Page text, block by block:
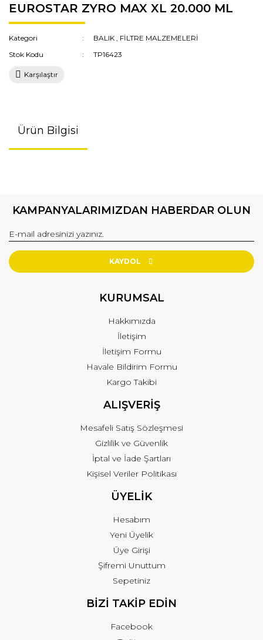
EUROSTAR ZYRO MAX XL 20.000 ML
Kategori BALIK , FİLTRE MALZEMELERİ
Stok Kodu
TP16423
Karşılaştır
Ürün Bilgisi
KAMPANYALARIMIZDAN HABERDAR OLUN
KAYDOL
KURUMSAL
Hakkımızda
İletişim
İletişim Formu
Havale Bildirim Formu
Kargo Takibi
ALIŞVERİŞ
Mesafeli Satış Sözleşmesi
Gizlilik ve Güvenlik
İptal ve İade Şartları
Kişisel Veriler Politikası
ÜYELİK
Hesabım
Yeni Üyelik
Üye Girişi
Şifremi Unuttum
Sepetiniz
BİZİ TAKİP EDİN
Facebook